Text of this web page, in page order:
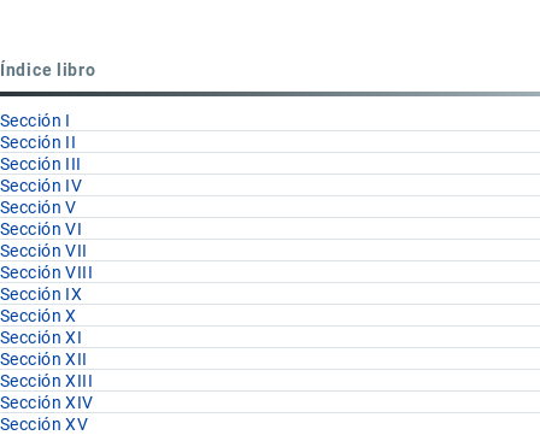
Índice libro
Sección I
Sección II
Sección III
Sección IV
Sección V
Sección VI
Sección VII
Sección VIII
Sección IX
Sección X
Sección XI
Sección XII
Sección XIII
Sección XIV
Sección XV